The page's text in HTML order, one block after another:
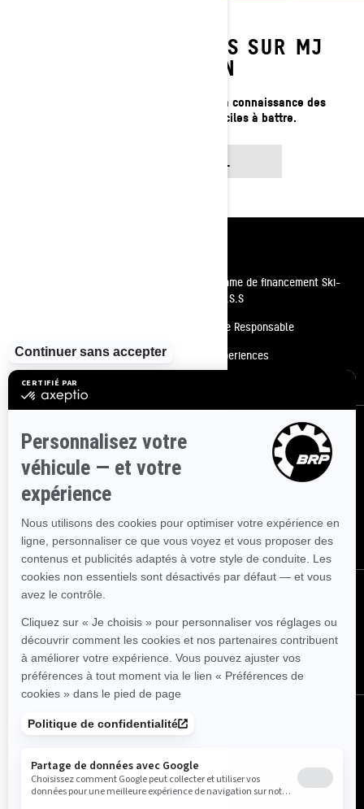
APPRENEZ-EN PLUS SUR MJ
THOMPSON
Rencontrez la fille dont l'amour et la connaissance des
motoneiges Ski-Doo sont difficiles à battre.
Rappels de sécurité
Programme de financement Ski-
Doo P.A.S.S
Conduite Responsable
BRP Experiences
S'inscrire
Inscrivez-vous à nos courriels.Recevez les dernières nouvelles, les
ABONNEZ-VOUS